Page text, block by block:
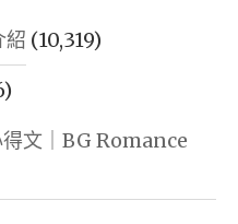
紹 (10,319)
得文｜BG Romance